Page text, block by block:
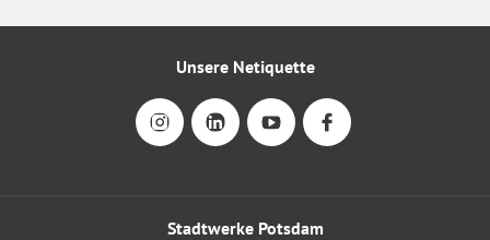
Stadtwerke Potsdam
Unsere Netiquette